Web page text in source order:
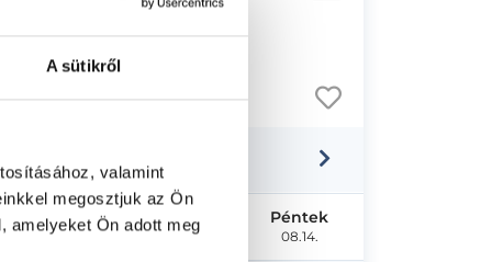
A sütikről
valamint
megosztjuk az Ön
amelyeket Ön adott meg
Szerda
08.12.
Csütörtök
08.13.
Péntek
08.14.